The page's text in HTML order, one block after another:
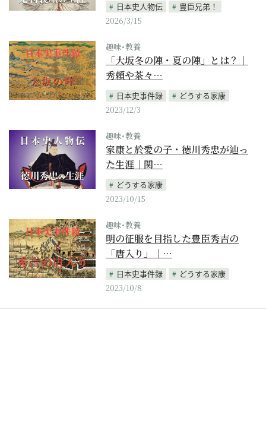
日本史人物伝
豊臣兄弟！
2026/3/15
趣味･教養
「大坂冬の陣・夏の陣」とは？｜
秀頼や茶々…
日本史事件録
どうする家康
2023/12/3
趣味･教養
家康と於愛の子・徳川秀忠が辿っ
た生涯｜関…
どうする家康
2023/10/15
趣味･教養
明の征服を目指した豊臣秀吉の
「唐入り」｜…
日本史事件録
どうする家康
2023/10/8